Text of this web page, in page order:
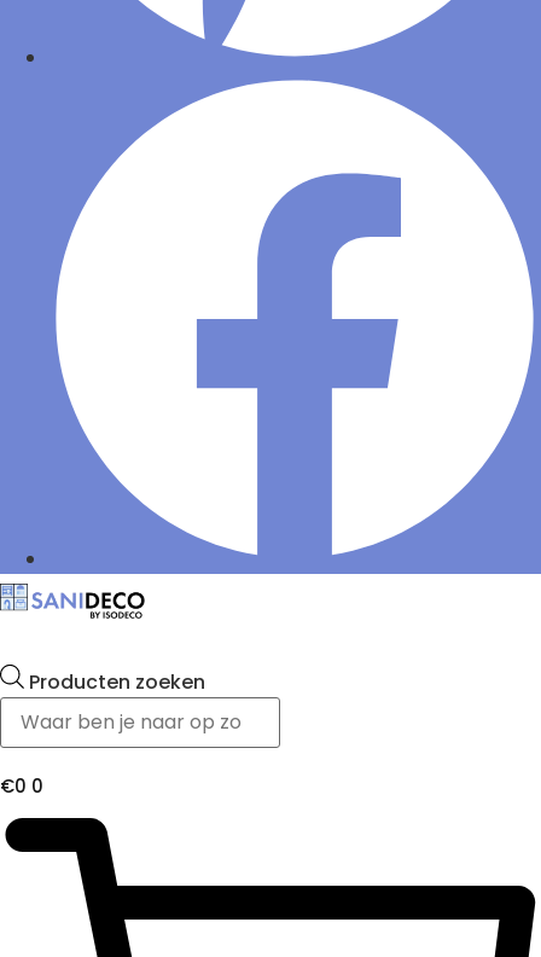
Producten zoeken
€0 0